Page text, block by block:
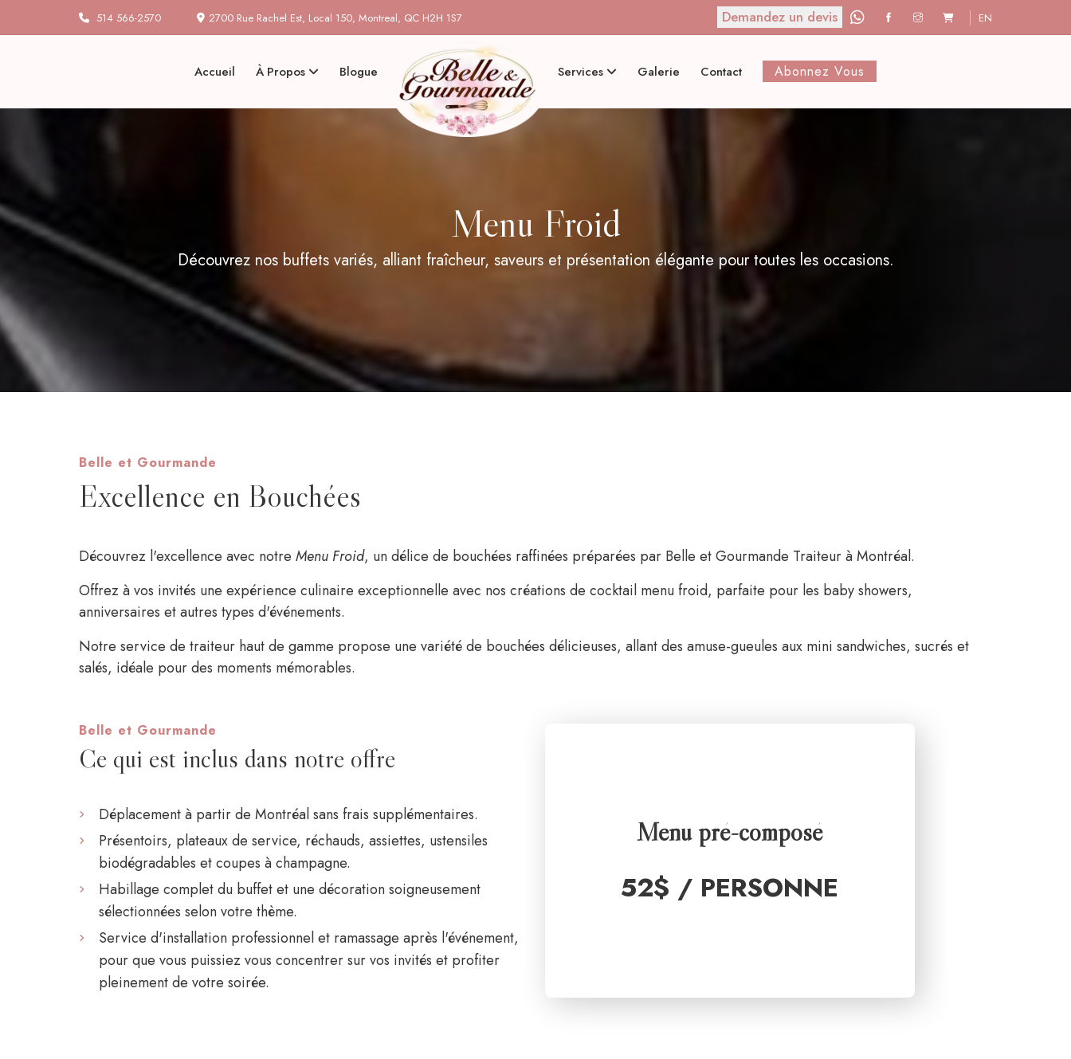
514 566-2570 2700 Rue Rachel Est, Local 150, Montreal, QC H2H 1S7 Demandez un devis EN
Accueil À Propos Blogue Services Galerie Contact Abonnez Vous
Menu Froid
Découvrez nos buffets variés, alliant fraîcheur, saveurs et présentation élégante pour toutes les occasions.
Belle et Gourmande
Excellence en Bouchées
Découvrez l'excellence avec notre Menu Froid, un délice de bouchées raffinées préparées par Belle et Gourmande Traiteur à Montréal.
Offrez à vos invités une expérience culinaire exceptionnelle avec nos créations de cocktail menu froid, parfaite pour les baby showers,
anniversaires et autres types d'événements.
Notre service de traiteur haut de gamme propose une variété de bouchées délicieuses, allant des amuse-gueules aux mini sandwiches, sucrés et
salés, idéale pour des moments mémorables.
Belle et Gourmande
Ce qui est inclus dans notre offre
Déplacement à partir de Montréal sans frais supplémentaires.
Présentoirs, plateaux de service, réchauds, assiettes, ustensiles
biodégradables et coupes à champagne.
Habillage complet du buffet et une décoration soigneusement
sélectionnées selon votre thème.
Service d'installation professionnel et ramassage après l'événement,
pour que vous puissiez vous concentrer sur vos invités et profiter
pleinement de votre soirée.
Menu pré-composé
52$ / PERSONNE